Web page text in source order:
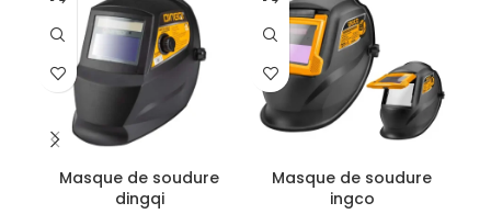
Masque de soudure
dingqi
Masque de soudure
ingco